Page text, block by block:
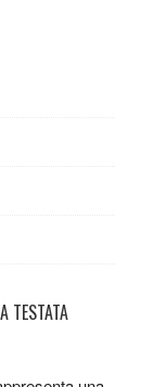
TESTATA